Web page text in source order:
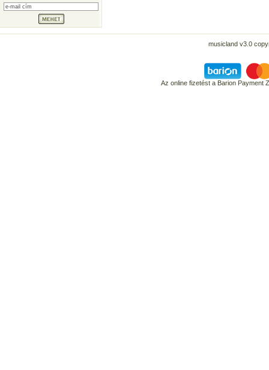
musicland v3.0
Az online fizetést a Barion Payment